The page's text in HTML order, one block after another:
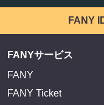
FANY
FANYサービス
FANY
FANY Ticket